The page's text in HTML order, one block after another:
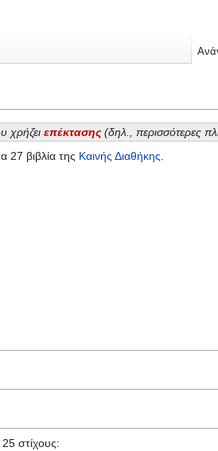
χρήζει επέκτασης(δηλ., περισσότερες
27 βιβλία της Καινής Διαθήκης.
στίχους: